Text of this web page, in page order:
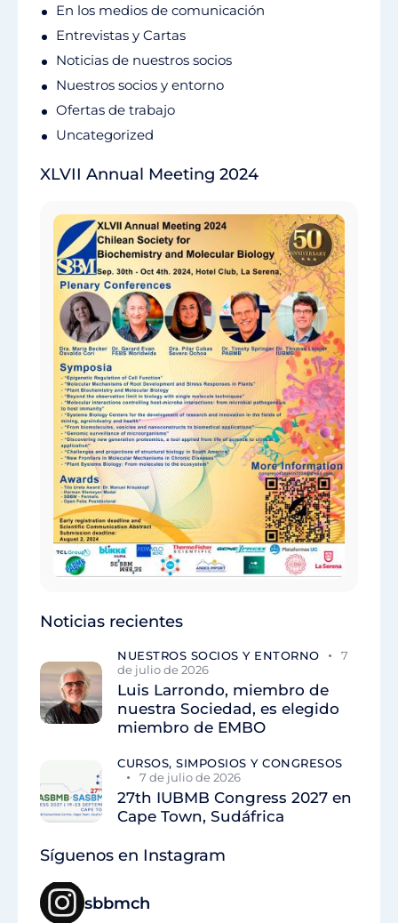
En los medios de comunicación
Entrevistas y Cartas
Noticias de nuestros socios
Nuestros socios y entorno
Ofertas de trabajo
Uncategorized
XLVII Annual Meeting 2024
Noticias recientes
NUESTROS SOCIOS Y ENTORNO
7
de julio de 2026
Luis Larrondo, miembro de
nuestra Sociedad, es elegido
miembro de EMBO
CURSOS, SIMPOSIOS Y CONGRESOS
7 de julio de 2026
27th IUBMB Congress 2027 en
Cape Town, Sudáfrica
Síguenos en Instagram
sbbmch